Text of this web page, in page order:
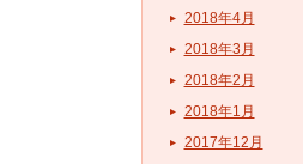
2018年4月
2018年3月
2018年2月
2018年1月
2017年12月